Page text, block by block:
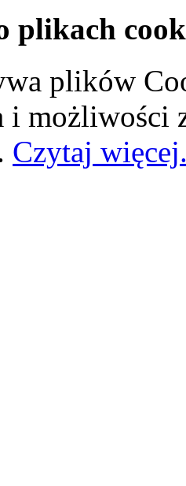
plikach
plików
i możliwości
Czytaj